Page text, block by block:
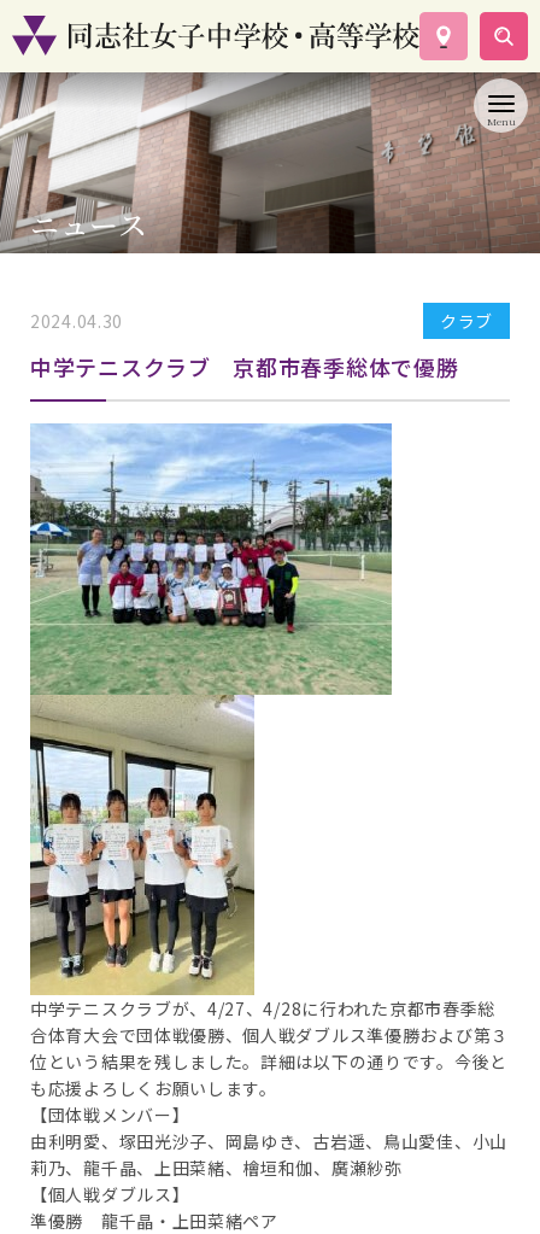
学校案内
コース紹介
学校生活
入試情報
資料請求
ニュース
2024.04.30 クラブ
中学テニスクラブ 京都市春季総体で優勝
中学テニスクラブが、4/27、4/28に行われた京都市春季総
合体育大会で団体戦優勝、個人戦ダブルス準優勝および第３
位という結果を残しました。詳細は以下の通りです。今後と
も応援よろしくお願いします。
【団体戦メンバー】
由利明愛、塚田光沙子、岡島ゆき、古岩遥、鳥山愛佳、小山
莉乃、龍千晶、上田菜緒、檜垣和伽、廣瀬紗弥
【個人戦ダブルス】
準優勝 龍千晶・上田菜緒ペア